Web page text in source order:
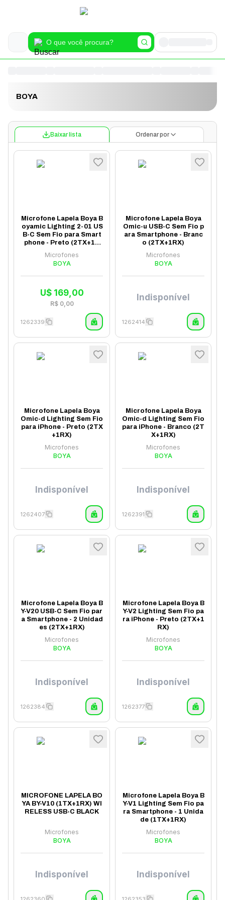
BOYA
Baixar lista Ordenar por
Microfone Lapela Boya B
oyamic Lighting 2-01 US
B-C Sem Fio para Smart
phone - Preto (2TX+1R
Microfones
BOYA
U$ 169,00
R$ 0,00
1262339
Microfone Lapela Boya
Omic-u USB-C Sem Fio p
ara Smartphone - Branc
o (2TX+1RX)
Microfones
BOYA
Indisponível
1262414
Microfone Lapela Boya
Omic-d Lighting Sem Fio
para iPhone - Preto (2TX
+1RX)
Microfones
BOYA
Indisponível
1262407
Microfone Lapela Boya
Omic-d Lighting Sem Fio
para iPhone - Branco (2T
X+1RX)
Microfones
BOYA
Indisponível
1262391
Microfone Lapela Boya B
Y-V20 USB-C Sem Fio par
a Smartphone - 2 Unidad
es (2TX+1RX)
Microfones
BOYA
Indisponível
1262384
Microfone Lapela Boya B
Y-V2 Lighting Sem Fio pa
ra iPhone - Preto (2TX+1
RX)
Microfones
BOYA
Indisponível
1262377
MICROFONE LAPELA BO
YA BY-V10 (1TX+1RX) WI
RELESS USB-C BLACK
Microfones
BOYA
Indisponível
Microfone Lapela Boya B
Y-V1 Lighting Sem Fio pa
ra Smartphone - 1 Unida
de (1TX+1RX)
Microfones
BOYA
Indisponível